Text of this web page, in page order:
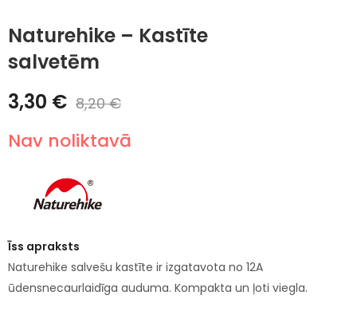
Naturehike – Kastīte
salvetēm
3,30 € 8,20€
Nav noliktavā
Īss apraksts
Naturehike salvešu kastīte ir izgatavota no 12A
ūdensnecaurlaidīga auduma. Kompakta un ļoti viegla.